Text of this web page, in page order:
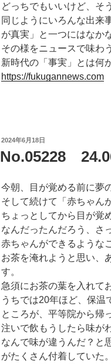
どっちでもいいけど、そ
同じようにいろんな出来
が真実」と一つにはなか
その様をニュースで味わ
新時代の「事実」とは何
https://fukugannews.com
投
日:
2024年6月18日
No.05228
今朝、目が覚める前に夢
そして続けて「赤ちゃん
ちょっとしてから目が覚
なんだったんだろう、さ
赤ちゃんができるような
お茶を淹れようと思い、
す。
急須にお茶の葉を入れて
うちでは20年ほど、保温
ところが、平等院から帰
注いで飲もうしたら味が
なんで味が違うんだ？と
がたくさん付着していた。